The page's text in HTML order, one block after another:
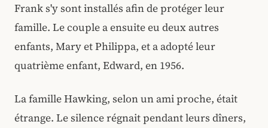
Frank s'y sont installés afin de protéger leur
famille. Le couple a ensuite eu deux autres
enfants, Mary et Philippa, et a adopté leur
quatrième enfant, Edward, en 1956.
La famille Hawking, selon un ami proche, était
étrange. Le silence régnait pendant leurs dîners,